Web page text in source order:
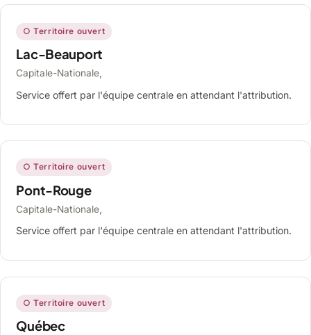
○ Territoire ouvert
Lac-Beauport
Capitale-Nationale,
Service offert par l'équipe centrale en attendant l'attribution.
○ Territoire ouvert
Pont-Rouge
Capitale-Nationale,
Service offert par l'équipe centrale en attendant l'attribution.
○ Territoire ouvert
Québec